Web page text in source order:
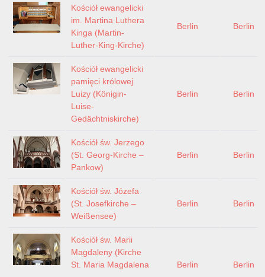
Kościół ewangelicki
im. Martina Luthera
Kinga (Martin-
Luther-King-Kirche)
Berlin Berlin
Kościół ewangelicki
pamięci królowej
Luizy (Königin-
Luise-
Gedächtniskirche)
Berlin Berlin
Kościół św. Jerzego
(St. Georg-Kirche –
Pankow)
Berlin Berlin
Kościół św. Józefa
(St. Josefkirche –
Weißensee)
Berlin Berlin
Kościół św. Marii
Magdaleny (Kirche
St. Maria Magdalena
Berlin Berlin